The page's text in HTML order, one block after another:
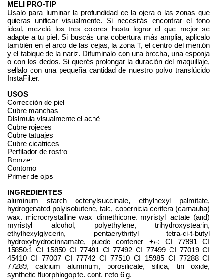
MELI PRO-TIP
Usalo para iluminar la profundidad de la ojera o las zonas que
quieras unificar visualmente. Si necesitás encontrar el tono
ideal, mezclá los tres colores hasta lograr el que mejor se
adapte a tu piel. Si buscás una cobertura más amplia, aplicalo
también en el arco de las cejas, la zona T, el centro del mentón
y el tabique de la nariz. Difuminalo con una brocha, una esponja
o con los dedos. Si querés prolongar la duración del maquillaje,
sellalo con una pequeña cantidad de nuestro polvo translúcido
InstaFilter.
USOS
Corrección de piel
Cubre manchas
Disimula visualmente el acné
Cubre rojeces
Cubre tatuajes
Cubre cicatrices
Perfilador de rostro
Bronzer
Contorno
Primer de ojos
INGREDIENTES
aluminum starch octenylsuccinate, ethylhexyl palmitate,
hydrogenated polyisobutene, talc, copernicia cerifera (carnauba)
wax, microcrystalline wax, dimethicone, myristyl lactate (and)
myristyl alcohol, polyethylene, trihydroxystearin,
ethylhexylglycerin, pentaerythrityl tetra-di-t-butyl
hydroxyhydrocinnamate, puede contener +/-: CI 77891 CI
15850:1 CI 15850 CI 77491 CI 77492 CI 77499 CI 77019 CI
45410 CI 77007 CI 77742 CI 77510 CI 15985 CI 77288 CI
77289, calcium aluminum, borosilicate, silica, tin oxide,
synthetic fluorphlogopite. cont. neto 6 g.